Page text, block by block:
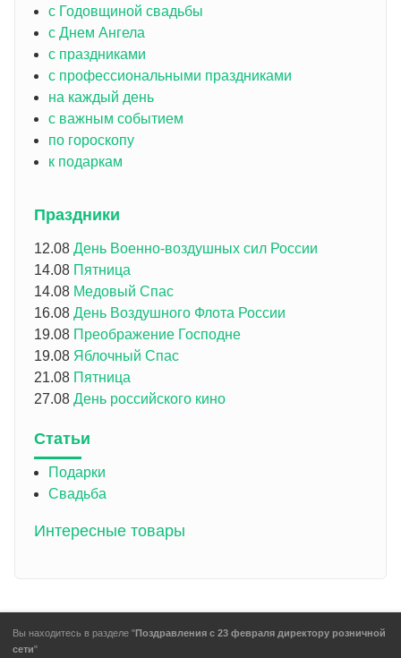
с Годовщиной свадьбы
с Днем Ангела
с праздниками
с профессиональными праздниками
на каждый день
с важным событием
по гороскопу
к подаркам
Праздники
12.08 День Военно-воздушных сил России
14.08 Пятница
14.08 Медовый Спас
16.08 День Воздушного Флота России
19.08 Преображение Господне
19.08 Яблочный Спас
21.08 Пятница
27.08 День российского кино
Статьи
Подарки
Свадьба
Интересные товары
Вы находитесь в разделе "Поздравления с 23 февраля директору розничной
сети"